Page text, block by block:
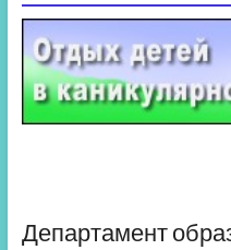
Департамент